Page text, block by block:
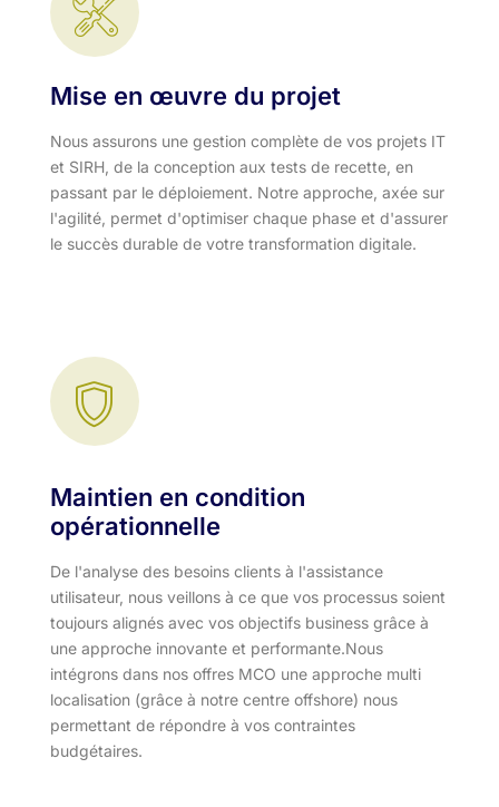
Mise en œuvre du projet
Nous assurons une gestion complète de vos projets IT
et SIRH, de la conception aux tests de recette, en
passant par le déploiement. Notre approche, axée sur
l'agilité, permet d'optimiser chaque phase et d'assurer
le succès durable de votre transformation digitale.
Maintien en condition
opérationnelle
De l'analyse des besoins clients à l'assistance
utilisateur, nous veillons à ce que vos processus soient
toujours alignés avec vos objectifs business grâce à
une approche innovante et performante.​ Nous
intégrons dans nos offres MCO une approche multi
localisation (grâce à notre centre offshore) nous
permettant de répondre à vos contraintes
budgétaires.